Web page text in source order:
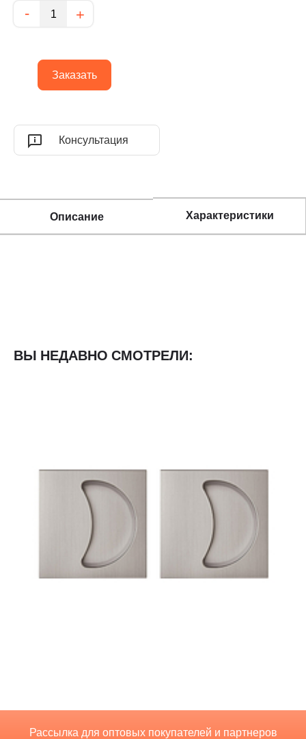
Количество
- +
Заказать
Консультация
Описание Характеристики
ВЫ НЕДАВНО СМОТРЕЛИ:
Рассылка для оптовых покупателей и партнеров